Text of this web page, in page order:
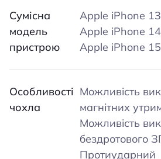
Сумісна
модель
пристрою
Apple iPhone 13
Apple iPhone 14
Apple iPhone 15
Особливості
чохла
Можливість
магнітних
Можливість
бездротового
Протиударний